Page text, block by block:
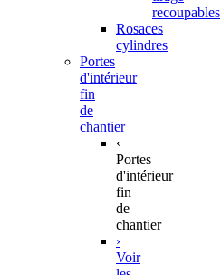
recoupables
Rosaces
cylindres
Portes
d'intérieur
fin
de
chantier
‹
Portes
d'intérieur
fin
de
chantier
›
Voir